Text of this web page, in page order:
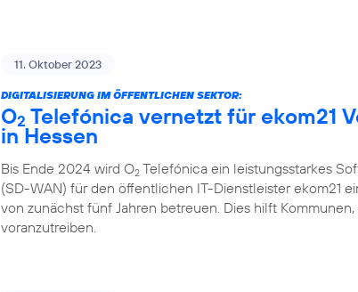
11. Oktober 2023
DIGITALISIERUNG IM ÖFFENTLICHEN SEKTOR:
O2 Telefónica vernetzt für ekom21
in Hessen
Bis Ende 2024 wird O2 Telefónica ein leistungsstarkes
(SD-WAN) für den öffentlichen IT-Dienstleister ekom21
von zunächst fünf Jahren betreuen. Dies hilft
voranzutreiben.